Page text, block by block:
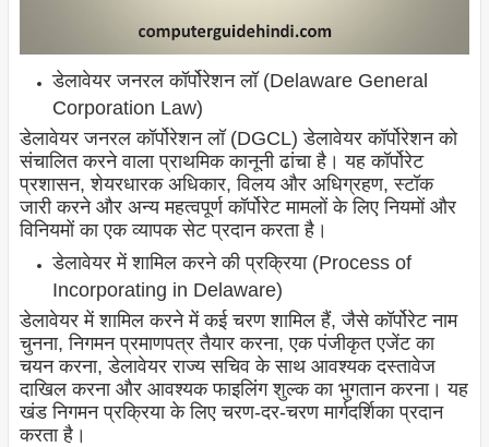
डेलावेयर जनरल कॉर्पोरेशन लॉ (Delaware General
Corporation Law)
डेलावेयर जनरल कॉर्पोरेशन लॉ (DGCL) डेलावेयर कॉर्पोरेशन को
संचालित करने वाला प्राथमिक कानूनी ढांचा है। यह कॉर्पोरेट
प्रशासन, शेयरधारक अधिकार, विलय और अधिग्रहण, स्टॉक
जारी करने और अन्य महत्वपूर्ण कॉर्पोरेट मामलों के लिए नियमों और
विनियमों का एक व्यापक सेट प्रदान करता है।
डेलावेयर में शामिल करने की प्रक्रिया (Process of
Incorporating in Delaware)
डेलावेयर में शामिल करने में कई चरण शामिल हैं, जैसे कॉर्पोरेट नाम
चुनना, निगमन प्रमाणपत्र तैयार करना, एक पंजीकृत एजेंट का
चयन करना, डेलावेयर राज्य सचिव के साथ आवश्यक दस्तावेज
दाखिल करना और आवश्यक फाइलिंग शुल्क का भुगतान करना। यह
खंड निगमन प्रक्रिया के लिए चरण-दर-चरण मार्गदर्शिका प्रदान
करता है।